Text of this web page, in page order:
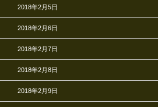
2018年2月5日
2018年2月6日
2018年2月7日
2018年2月8日
2018年2月9日